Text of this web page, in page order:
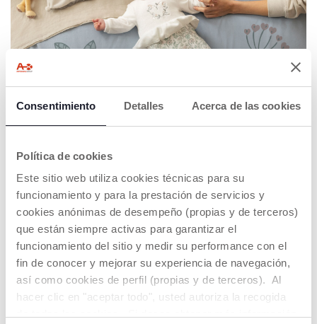
Consentimiento Detalles Acerca de las cookies
Política de cookies
Este sitio web utiliza cookies técnicas para su
funcionamiento y para la prestación de servicios y
cookies anónimas de desempeño (propias y de terceros)
que están siempre activas para garantizar el
funcionamiento del sitio y medir su performance con el
fin de conocer y mejorar su experiencia de navegación,
así como cookies de perfil (propias y de terceros). Al
hacer clic en "aceptar todo", usted autoriza la recogida